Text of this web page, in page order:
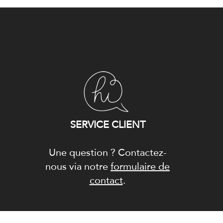
SERVICE CLIENT
Une question ? Contactez-
nous via notreformulaire de
contact.